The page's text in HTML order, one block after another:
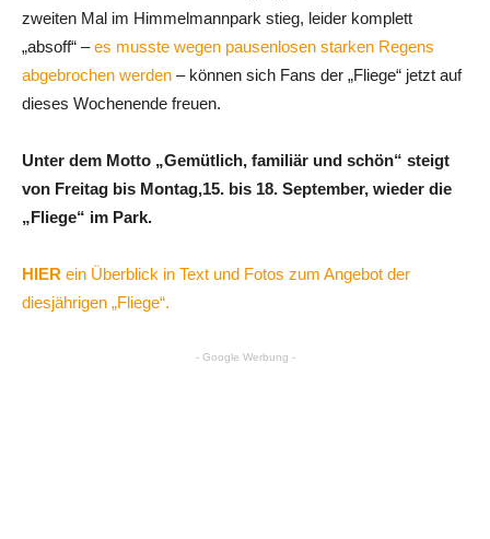
zweiten Mal im Himmelmannpark stieg, leider komplett
„absoff“ –es musste wegen pausenlosen starken Regens
abgebrochen werden – können sich Fans der „Fliege“ jetzt auf
dieses Wochenende freuen.
Unter dem Motto „Gemütlich, familiär und schön“ steigt
von Freitag bis Montag,15. bis 18. September, wieder die
„Fliege“ im Park.
HIER ein Überblick in Text und Fotos zum Angebot der
diesjährigen „Fliege“.
- Google Werbung -